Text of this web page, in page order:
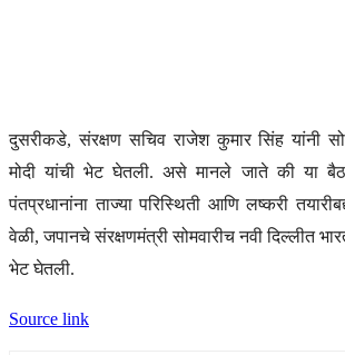
दुसरीकडे, संरक्षण सचिव राजेश कुमार सिंह यांनी
मोदी यांची भेट घेतली. असे मानले जाते की या
पंतप्रधानांना ताज्या परिस्थिती आणि लष्करी
वेळी, जपानचे संरक्षणमंत्री सोमवारीच नवी दिल्लीत
भेट घेतली.
Source link